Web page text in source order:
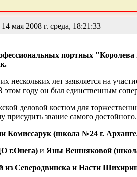
14 мая 2008 г. среда, 18:21:33
портных "Королева
лет заявляется на
этом году он был единственным
деловой костюм для
звание самого достойного.
Комиссарук (школа №24 г.
г.Онега) и Яны Вешняковой
из Северодвинска и Насти